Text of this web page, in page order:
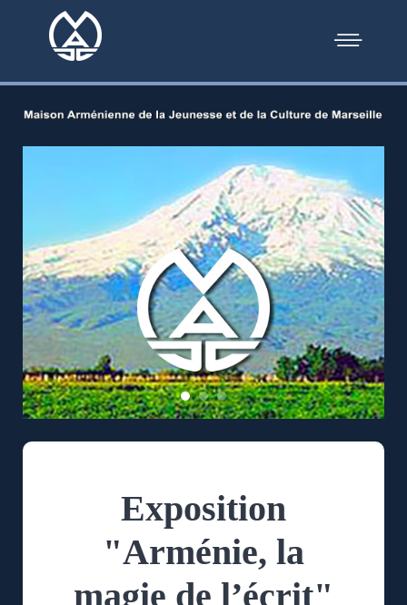
Header 2018 02
Header 2018 03
Header 2018 04
Exposition
"Arménie, la
magie de l’écrit"